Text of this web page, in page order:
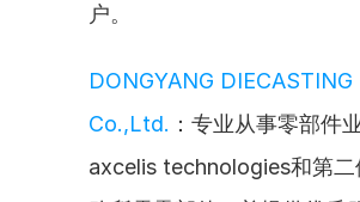
户。
DONGYANG DIECASTING
Co.,Ltd. ：专业从事零部件
axcelis technologies和第二